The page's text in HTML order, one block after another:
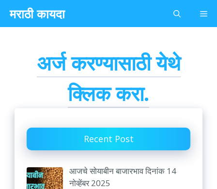
content
मराठी कायदा
अर्ज करण्यासाठी येथे
क्लिक करा.
Recent Post
आजचे सोयाबीन बाजारभाव दिनांक 14
नोव्हेंबर 2025